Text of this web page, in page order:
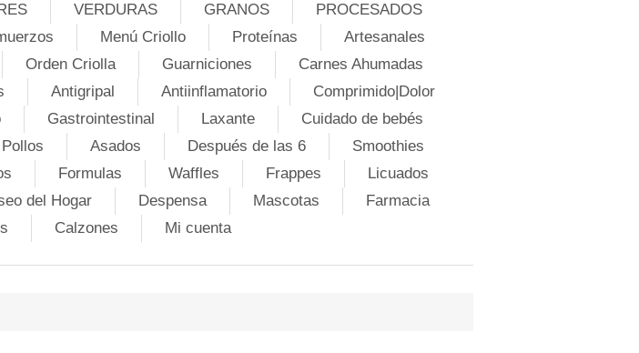
VERDURAS GRANOS
PROCESADOS
Menú Criollo Proteínas
Artesanales
Orden Criolla Guarniciones
Carnes Ahumadas
Antigripal Antiinflamatorio
Comprimido|Dolor
Gastrointestinal Laxante
Cuidado de bebés
Pollos Asados Después de las 6
Smoothies
Formulas Waffles Frappes
Licuados
del Hogar Despensa Mascotas
Farmacia
Calzones Mi cuenta